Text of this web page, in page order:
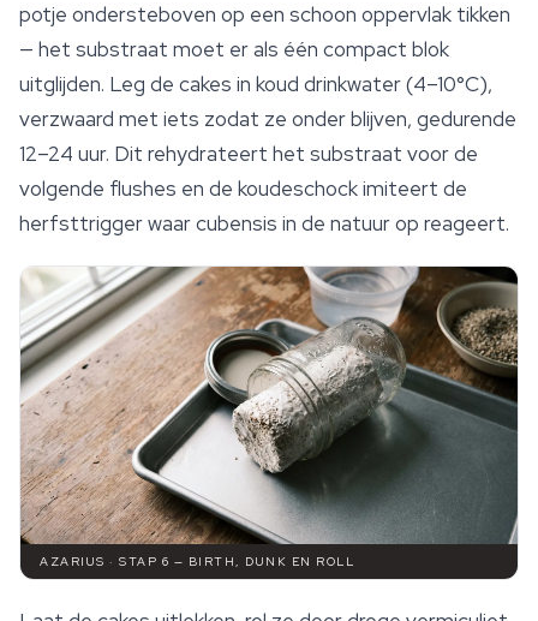
potje ondersteboven op een schoon oppervlak tikken
— het substraat moet er als één compact blok
uitglijden. Leg de cakes in koud drinkwater (4–10°C),
verzwaard met iets zodat ze onder blijven, gedurende
12–24 uur. Dit rehydrateert het substraat voor de
volgende flushes en de koudeschock imiteert de
herfsttrigger waar cubensis in de natuur op reageert.
AZARIUS · STAP 6 — BIRTH, DUNK EN ROLL